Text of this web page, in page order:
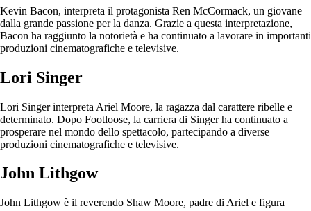
Kevin Bacon, interpreta il protagonista Ren McCormack, un giovane
dalla grande passione per la danza. Grazie a questa interpretazione,
Bacon ha raggiunto la notorietà e ha continuato a lavorare in importanti
produzioni cinematografiche e televisive.
Lori Singer
Lori Singer interpreta Ariel Moore, la ragazza dal carattere ribelle e
determinato. Dopo Footloose, la carriera di Singer ha continuato a
prosperare nel mondo dello spettacolo, partecipando a diverse
produzioni cinematografiche e televisive.
John Lithgow
John Lithgow è il reverendo Shaw Moore, padre di Ariel e figura